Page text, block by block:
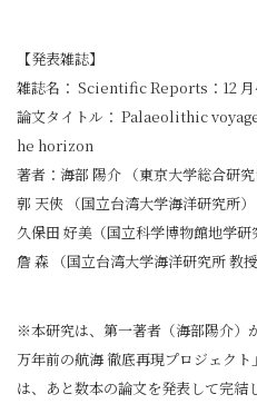
【発表雑誌】
雑誌名： Scientific Reports：12 月
論文タイトル： Palaeolithic
he horizon
著者：海部 陽介 （東京大学総合研究
郭 天俠 （国立台湾大学海洋研究所）
久保田 好美（国立科学博物館地学研
詹 森 （国立台湾大学海洋研究所 教授
※本研究は、第一著者（海部陽介）
万年前の航海 徹底再現プロジェク
は、あと数本の論文を発表して完結